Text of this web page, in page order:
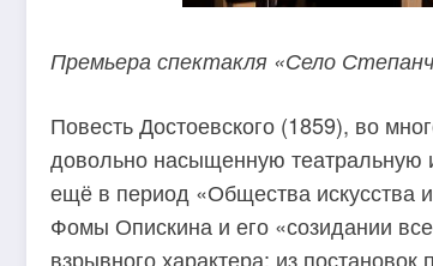
Премьера спектакля «Село
Повесть Достоевского (1859), во
довольно насыщенную
ещё в период «Общества искусства
Фомы Опискина и его «созидании
взрывного характера: из